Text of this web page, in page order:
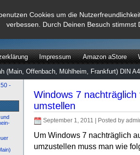
Cookies um die
verbessen. Durch Deinen Besuch stimmst
mal
Impressum Amazon aStore
(Main, Offenbach, Mühlheim, Frankfurt) DIN
Windows 7
umstellen
September 1, 2011 | Posted by
Um Windows 7 nachträglich
umzustellen muss man wie